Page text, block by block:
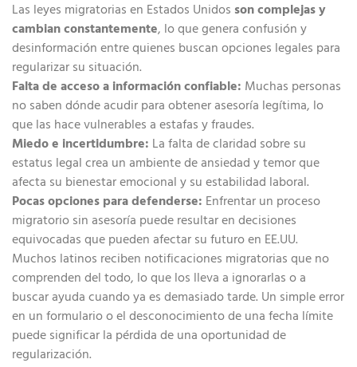
Las leyes migratorias en Estados Unidos son complejas y
cambian constantemente, lo que genera confusión y
desinformación entre quienes buscan opciones legales para
regularizar su situación.
Falta de acceso a información confiable: Muchas personas
no saben dónde acudir para obtener asesoría legítima, lo
que las hace vulnerables a estafas y fraudes.
Miedo e incertidumbre: La falta de claridad sobre su
estatus legal crea un ambiente de ansiedad y temor que
afecta su bienestar emocional y su estabilidad laboral.
Pocas opciones para defenderse: Enfrentar un proceso
migratorio sin asesoría puede resultar en decisiones
equivocadas que pueden afectar su futuro en EE.UU.
Muchos latinos reciben notificaciones migratorias que no
comprenden del todo, lo que los lleva a ignorarlas o a
buscar ayuda cuando ya es demasiado tarde. Un simple error
en un formulario o el desconocimiento de una fecha límite
puede significar la pérdida de una oportunidad de
regularización.